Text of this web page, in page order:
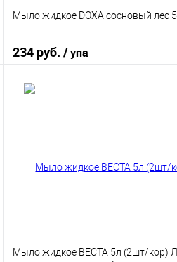
Мыло жидкое DOXA сосновый лес
234 руб. / упа
Мыло жидкое ВЕСТА 5л (2шт/кор)